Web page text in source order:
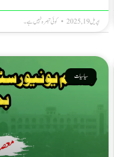
اپریل 19, 2025 کوئی تبصرہ نہیں ہے۔
سیاسیات